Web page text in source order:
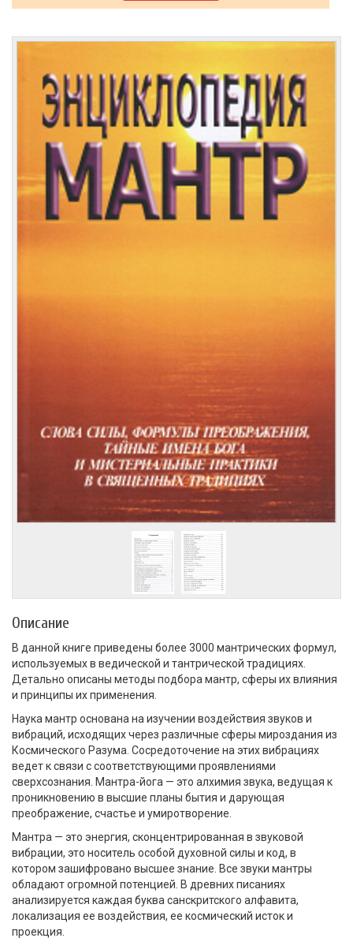
Описание
В данной книге приведены более 3000 мантрических формул,
используемых в ведической и тантрической традициях.
Детально описаны методы подбора мантр, сферы их влияния
и принципы их применения.
Наука мантр основана на изучении воздействия звуков и
вибраций, исходящих через различные сферы мироздания из
Космического Разума. Сосредоточение на этих вибрациях
ведет к связи с соответствующими проявлениями
сверхсознания. Мантра-йога — это алхимия звука, ведущая к
проникновению в высшие планы бытия и дарующая
преображение, счастье и умиротворение.
Мантра — это энергия, сконцентрированная в звуковой
вибрации, это носитель особой духовной силы и код, в
котором зашифровано высшее знание. Все звуки мантры
обладают огромной потенцией. В древних писаниях
анализируется каждая буква санскритского алфавита,
локализация ее воздействия, ее космический исток и
проекция.